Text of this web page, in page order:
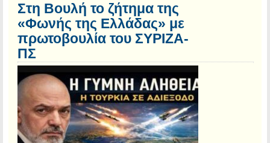
Στη Βουλή το ζήτημα της
«Φωνής της Ελλάδας» με
πρωτοβουλία του ΣΥΡΙΖΑ-
ΠΣ